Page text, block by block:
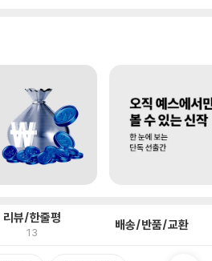
리뷰/한줄평
13 배송/반품/교환